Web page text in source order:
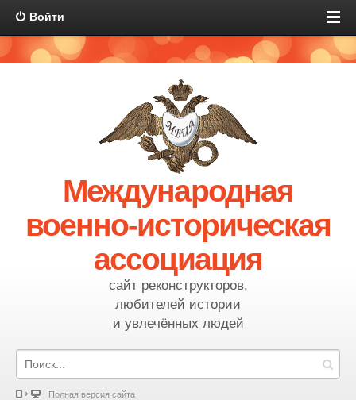
Войти
Международная
военно-историческая
ассоциация
сайт реконструкторов,
любителей истории
и увлечённых людей
Полная версия сайта